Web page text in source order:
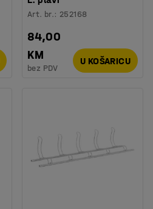
Art. br.: 252168
84,00
KM
bez PDV
U KOŠARICU